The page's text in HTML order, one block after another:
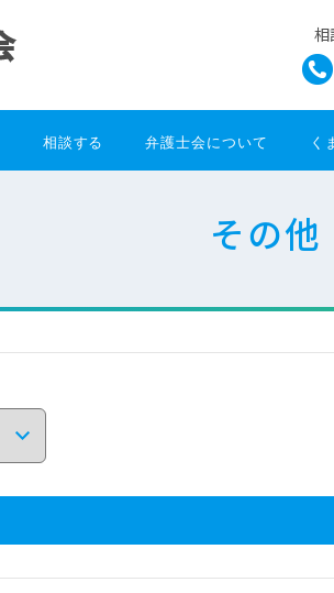
相
相談する 弁護士会について く
その他